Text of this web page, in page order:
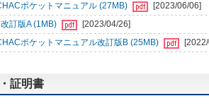
ポケットマニュアル (27MB)
[2023/06/06]
訂版A (1MB)
[2023/04/26]
ポケットマニュアル改訂版B (25MB)
証明書